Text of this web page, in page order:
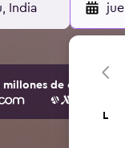
de opciones
L